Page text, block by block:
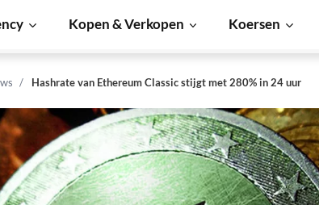
Kopen & Verkopen Koersen
Hashrate van Ethereum Classic stijgt met 280% in 24 uur